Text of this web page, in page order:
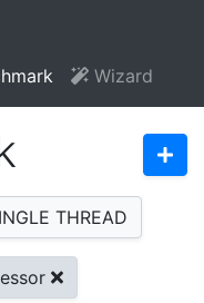
Wizard
THREAD